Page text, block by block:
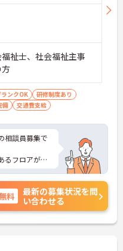
祉士、社会福祉主事
ランクOK
研修制度あり
備 交通費支給
相談員募集で
るフロアが印
形で20名のケ
多く、ご自身
は是非一度マ
に詳細など
料
最新の募集状況を問
い合わせる